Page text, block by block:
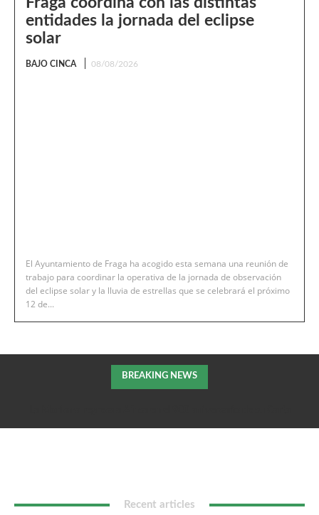
entidades la jornada del eclipse
solar
BAJO CINCA 08/08/2026
El Ayuntamiento de Fraga ha acogido esta semana una reunión de
trabajo para coordinar la operativa de la jornada de observación
del eclipse solar y la lluvia de estrellas que se celebrará el próximo
12 de...
BREAKING NEWS
Recent articles